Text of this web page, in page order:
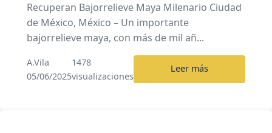
Recuperan Bajorrelieve Maya Milenario Ciudad
de México, México – Un importante
bajorrelieve maya, con más de mil añ...
A.Vila
05/06/2025
1478
visualizaciones
Leer más